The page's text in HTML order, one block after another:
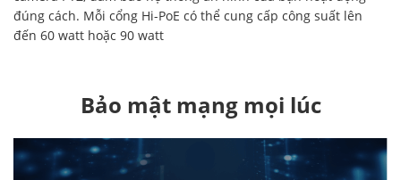
đúng cách. Mỗi cổng Hi-PoE có thể cung cấp công suất lên
đến 60 watt hoặc 90 watt
Bảo mật mạng mọi lúc